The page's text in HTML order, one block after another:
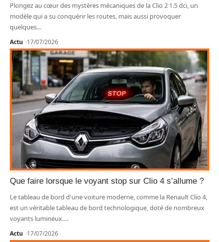
Plongez au cœur des mystères mécaniques de la Clio 2 1.5 dci, un
modèle qui a su conquérir les routes, mais aussi provoquer
quelques…
Actu 17/07/2026
Que faire lorsque le voyant stop sur Clio 4 s’allume ?
Le tableau de bord d'une voiture moderne, comme la Renault Clio 4,
est un véritable tableau de bord technologique, doté de nombreux
voyants lumineux.…
Actu 17/07/2026